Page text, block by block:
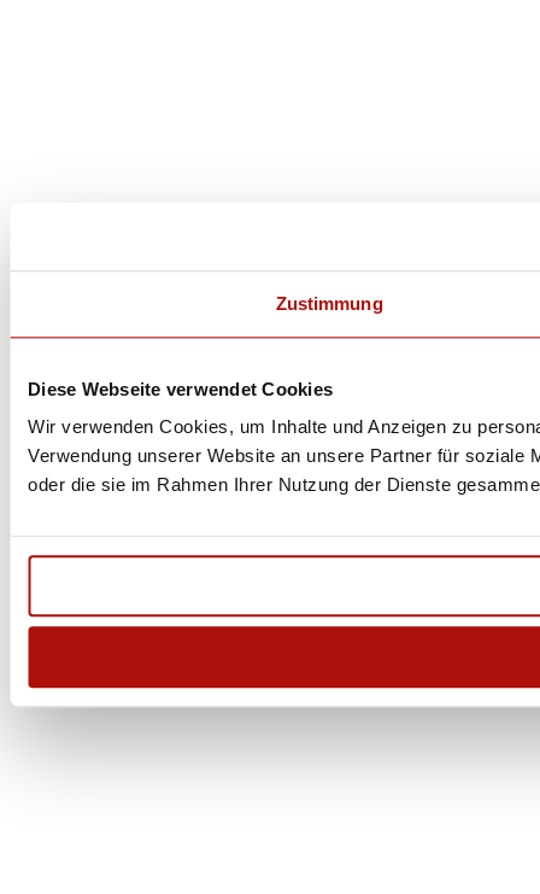
Zustimmung
Diese Webseite verwendet Cookies
Wir verwenden Cookies, um Inhalte und Anzeigen zu
Verwendung unserer Website an unsere Partner für soziale
oder die sie im Rahmen Ihrer Nutzung der Dienste